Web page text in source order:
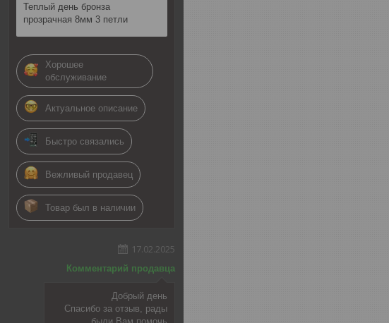
Теплый день бронза
прозрачная 8мм 3 петли
Хорошее
обслуживание
Актуальное описание
Быстро связались
Вежливый продавец
Товар был в наличии
17.02.2025
Комментарий продавца
Добрый день
Спасибо за отзыв, рады